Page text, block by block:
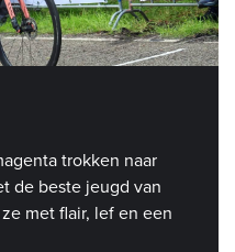
trokken naar
de beste jeugd van
met flair, lef en een